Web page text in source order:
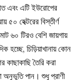
এবং এটি ইউরোপের
৫০ হেক্টরের বিস্তীর্ণ
৬০ টিরও বেশি জায়গায়
হচ্ছে, চিড়িয়াখানায় কোন
কাছাকাছি তৈরি করা
অনুভূতি পান। শুধু প্রাণী